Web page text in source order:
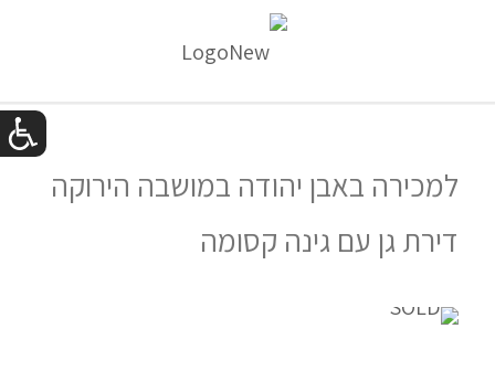
למכירה באבן יהודה במושבה הירוקה
דירת גן עם גינה קסומה